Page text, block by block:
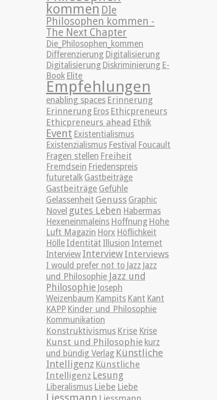
kommen DIe
Philosophen kommen -
The Next Chapter
Die_Philosophen_kommen
Differenzierung Digitalisierung
Digitalisierung Diskriminierung E-
Book Elite
Empfehlungen
enabling spaces Erinnerung
Erinnerung Eros Ethicpreneurs
Ethicpreneurs ahead Ethik
Event Existentialismus
Existenzialismus Festival Foucault
Fragen stellen Freiheit
Fremdsein Friedenspreis
futuretalk Gastbeiträge
Gastbeiträge Gefühle
Gelassenheit Genuss Graphic
Novel gutes Leben Habermas
Hexeneinmaleins Hoffnung Hohe
Luft Magazin Horx Höflichkeit
Hölle Identität Illusion Internet
Interview InterviewInterviews
I would prefer not to Jazz Jazz
und Philosophie Jazz und
Philosophie Joseph
Weizenbaum Kampits Kant Kant
KAPP Kinder und Philosophie
Kommunikation
Konstruktivismus Krise Krise
Kunst und Philosophie kurz
und bündig Verlag Künstliche
Intelligenz Künstliche
Intelligenz Lesung
Liberalismus Liebe Liebe